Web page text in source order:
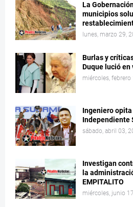
La
municipios
lunes, marzo 29,
Burlas y
Duque lució
miércoles, febrero
Ingeniero opita
Independiente
sábado, abril 03,
Investigan
la
EMPITALITO
miércoles, junio